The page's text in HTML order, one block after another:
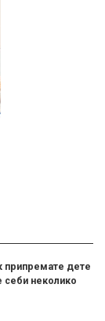
дете
себи неколико